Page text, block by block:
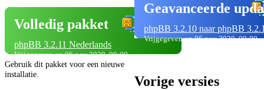
Volledig pakket
phpBB 3.2.11 Nederlands
Vrijgegeven op 06 nov 2020, 00:00
Gebruik dit pakket voor een nieuwe
installatie.
Geavanceerde
phpBB 3.2.10 naar phpBB
Vrijgegeven op 06 nov 2020, 00:00
Vorige versies